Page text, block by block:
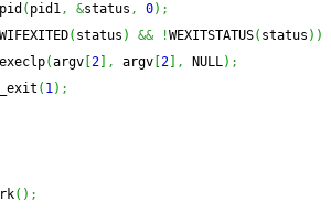
( pid1, &status , 0) ;
WIFEXITED( status ) && !WEXITSTATUS( status ) )
(argv 2 , argv 2 , NULL) ;
( 1) ;
( ) ;